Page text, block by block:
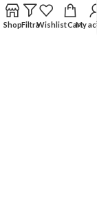
Holding srl
Via A. Ponti n. 4 –
ShopFiltraWishlistCart
My